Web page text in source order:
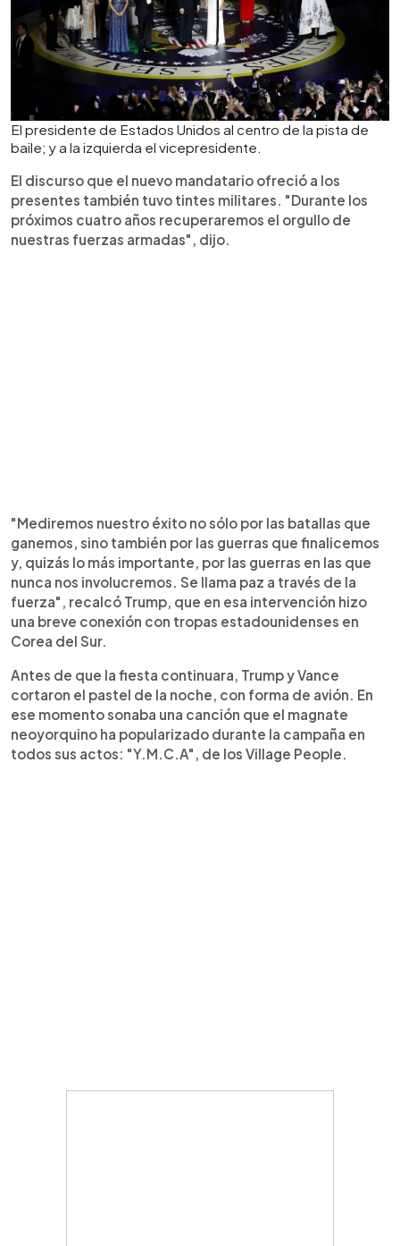
El presidente de Estados Unidos al centro de la pista de
baile; y a la izquierda el vicepresidente.
El discurso que el nuevo mandatario ofreció a los
presentes también tuvo tintes militares. "Durante los
próximos cuatro años recuperaremos el orgullo de
nuestras fuerzas armadas", dijo.
"Mediremos nuestro éxito no sólo por las batallas que
ganemos, sino también por las guerras que finalicemos
y, quizás lo más importante, por las guerras en las que
nunca nos involucremos. Se llama paz a través de la
fuerza", recalcó Trump, que en esa intervención hizo
una breve conexión con tropas estadounidenses en
Corea del Sur.
Antes de que la fiesta continuara, Trump y Vance
cortaron el pastel de la noche, con forma de avión. En
ese momento sonaba una canción que el magnate
neoyorquino ha popularizado durante la campaña en
todos sus actos: "Y.M.C.A", de los Village People.